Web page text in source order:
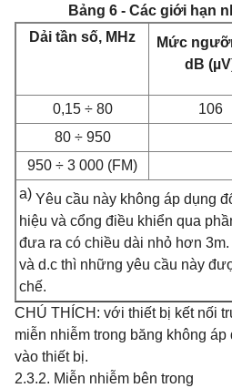
Bảng 6 - Các giới hạn
Dải tần số, MHz
Mức
dB
0,15 ÷ 80
106
80 ÷ 950
950 ÷ 3 000 (FM)
a) Yêu cầu này không áp dụng
hiệu và cổng điều khiển qua
đưa ra có chiều dài nhỏ hơn
và d.c thì những yêu cầu này
chế.
CHÚ THÍCH: với thiết bị kết nối
miễn nhiễm trong băng không
vào thiết bị.
2.3.2. Miễn nhiễm bên trong